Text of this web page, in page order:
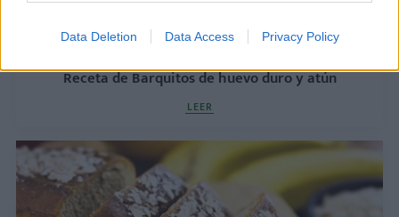
Data Deletion Data Access Privacy Policy
Receta de Barquitos de huevo duro y atún
LEER